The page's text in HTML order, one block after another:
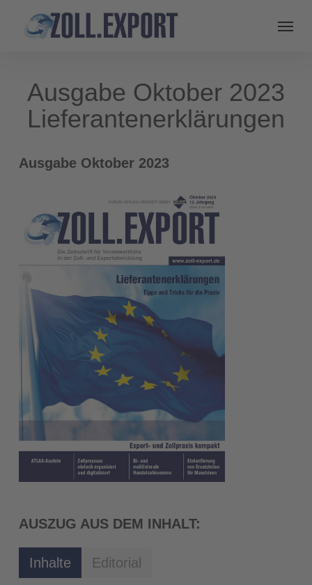
Ausgabe Oktober 2023
Lieferantenerklärungen
Ausgabe Oktober 2023
AUSZUG AUS DEM INHALT:
Inhalte Editorial